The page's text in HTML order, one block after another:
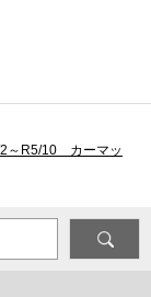
R5/10 カーマッ